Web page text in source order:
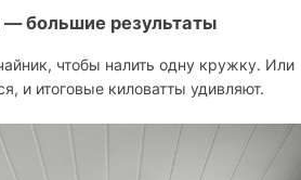
большие результаты
чтобы налить одну кружку. Или
и итоговые киловатты удивляют.